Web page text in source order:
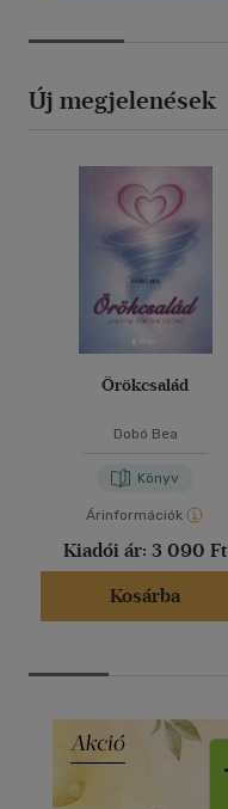
Új megjelenések
Örökcsalád
Dobó Bea
Könyv
Árinformációk
Kiadói ár: 3 090 Ft
Kosárba